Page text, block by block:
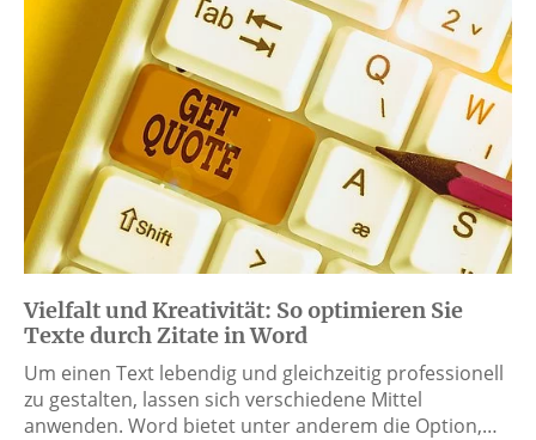
Vielfalt und Kreativität: So optimieren Sie
Texte durch Zitate in Word
Um einen Text lebendig und gleichzeitig professionell
zu gestalten, lassen sich verschiedene Mittel
anwenden. Word bietet unter anderem die Option,…